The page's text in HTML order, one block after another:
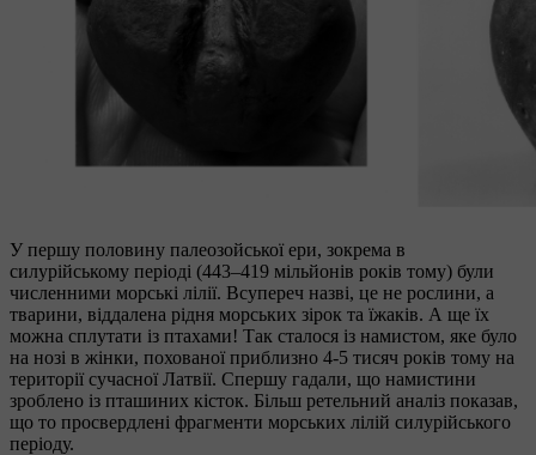
У першу половину палеозойської ери, зокрема в
силурійському періоді (443–419 мільйонів років тому) були
численними морські лілії. Всупереч назві, це не рослини, а
тварини, віддалена рідня морських зірок та їжаків. А ще їх
можна сплутати із птахами! Так сталося із намистом, яке було
на нозі в жінки, похованої приблизно 4-5 тисяч років тому на
території сучасної Латвії. Спершу гадали, що намистини
зроблено із пташиних кісток. Більш ретельний аналіз показав,
що то просвердлені фрагменти морських лілій силурійського
періоду.